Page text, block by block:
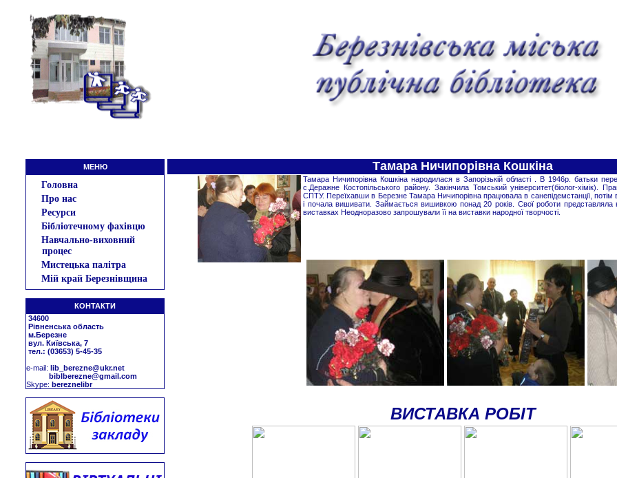
МЕНЮ
Головна
Про нас
Ресурси
Бібліотечному фахівцю
Навчально-виховний
процес
Мистецька палітра
Мій край Березнівщина
КОНТАКТИ
34600
Рівненська область
м.Березне
вул. Київська, 7
тел.: (03653) 5-45-35
е-mail: lib_berezne@ukr.net
biblberezne@gmail.com
Skype: bereznelibr
Тамара Ничипорівна Кошкіна
Тамара Ничипорівна Кошкіна народилася в Запорізькій області . В 1946р. батьки
с.Деражне Костопільського району. Закінчила Томський університет(біолог-хімік).
СПТУ. Переїхавши в Березне Тамара Ничипорівна працювала в санепідемстанції,
і почала вишивати. Займається вишивкою понад 20 років. Свої роботи представляла
виставках Неодноразово запрошували її на виставки народної творчості.
ВИСТАВКА РОБІТ